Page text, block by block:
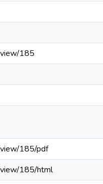
185
view/185/pdf
view/185/html